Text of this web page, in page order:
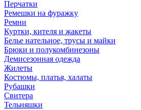
Перчатки
Ремешки на фуражку
Ремни
Куртки, кителя и жакеты
Белье нательное, трусы и майки
Брюки и полукомбинезоны
Демисезонная одежда
Жилеты
Костюмы, платья, халаты
Рубашки
Свитера
Тельняшки